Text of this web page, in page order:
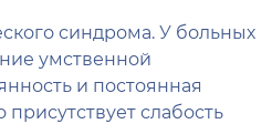
синдрома. У больных
умственной
и постоянная
присутствует слабость